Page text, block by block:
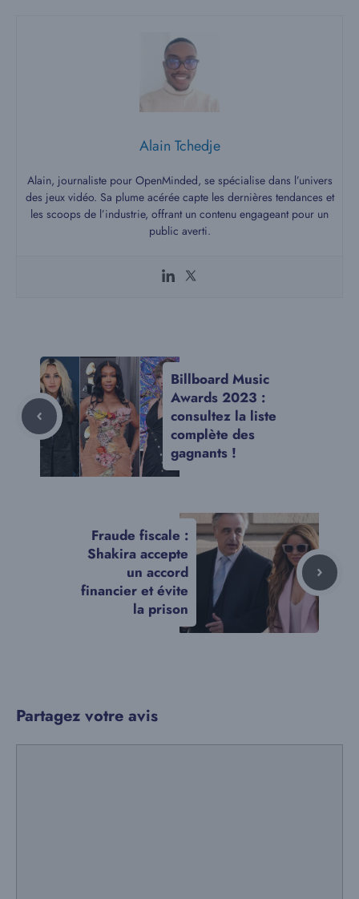
Alain Tchedje
Alain, journaliste pour OpenMinded, se spécialise dans l’univers
des jeux vidéo. Sa plume acérée capte les dernières tendances et
les scoops de l’industrie, offrant un contenu engageant pour un
public averti.
Billboard Music
Awards 2023 :
consultez la liste
complète des
gagnants !
Fraude fiscale :
Shakira accepte
un accord
financier et évite
la prison
Partagez votre avis